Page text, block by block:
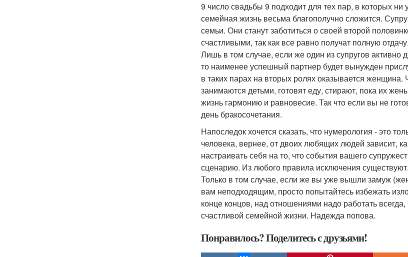
9 число свадьбы 9 подходит для тех пар, в которых
семейная жизнь весьма благополучно сложится.
семьи. Они станут заботиться о своей второй
счастливыми, так как все равно получат полную отдачу.
Лишь в том случае, если же один из супругов активно
то наименее успешный партнер будет вынужден
в таких парах на вторых ролях оказывается
занимаются детьми, готовят еду, стирают, пока их
жизнь гармонию и равновесие. Так что если вы не
день бракосочетания.
Напоследок хочется сказать, что нумерология - это
человека, вернее, от двоих любящих людей зависит,
настраивать себя на то, что события вашего
сценарию. Из любого правила исключения существуют.
Только в том случае, если же вы уже вышли замуж
вам неподходящим, просто попытайтесь избежать
конце концов, над отношениями надо работать всегда,
счастливой семейной жизни. Надежда попова.
Понравилось? Поделитесь с друзьями!